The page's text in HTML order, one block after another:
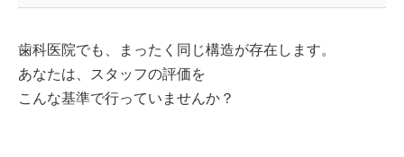
歯科医院でも、まったく同じ構造が存在します。
あなたは、スタッフの評価を
こんな基準で行っていませんか？